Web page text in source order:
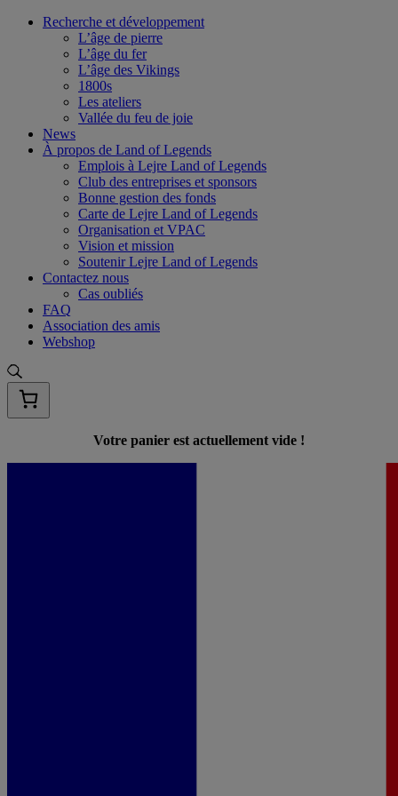
Skip
Recherche et développement
L’âge de pierre
L’âge du fer
L’âge des Vikings
1800s
Les ateliers
Vallée du feu de joie
News
À propos de Land of Legends
Emplois à Lejre Land of Legends
Club des entreprises et sponsors
Bonne gestion des fonds
Carte de Lejre Land of Legends
Organisation et VPAC
Vision et mission
Soutenir Lejre Land of Legends
Contactez nous
Cas oubliés
FAQ
Association des amis
Webshop
Votre panier est actuellement vide !